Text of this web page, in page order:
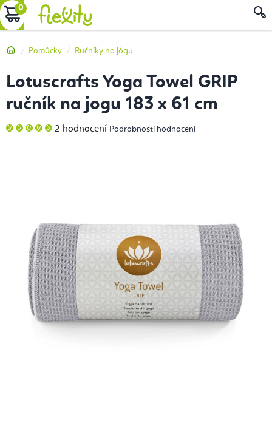
Přejít
na
NÁKUPNÍ
DomůPomůcky Ručníky na jógu
Lotuscrafts Yoga Towel GRIP
ručník na jogu 183 x 61 cm
Průměrné
hodnocení
2 hodnocení Podrobnosti hodnocení